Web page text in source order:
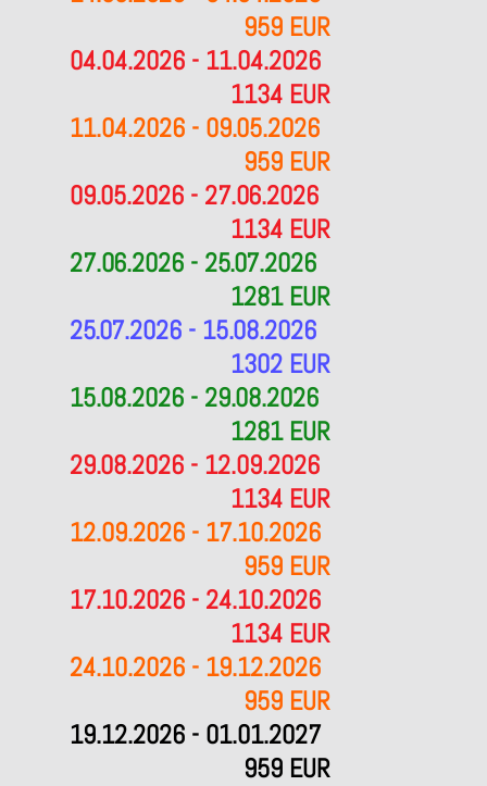
959 EUR
04.04.2026 - 11.04.2026
1134 EUR
11.04.2026 - 09.05.2026
959 EUR
09.05.2026 - 27.06.2026
1134 EUR
27.06.2026 - 25.07.2026
1281 EUR
25.07.2026 - 15.08.2026
1302 EUR
15.08.2026 - 29.08.2026
1281 EUR
29.08.2026 - 12.09.2026
1134 EUR
12.09.2026 - 17.10.2026
959 EUR
17.10.2026 - 24.10.2026
1134 EUR
24.10.2026 - 19.12.2026
959 EUR
19.12.2026 - 01.01.2027
959 EUR